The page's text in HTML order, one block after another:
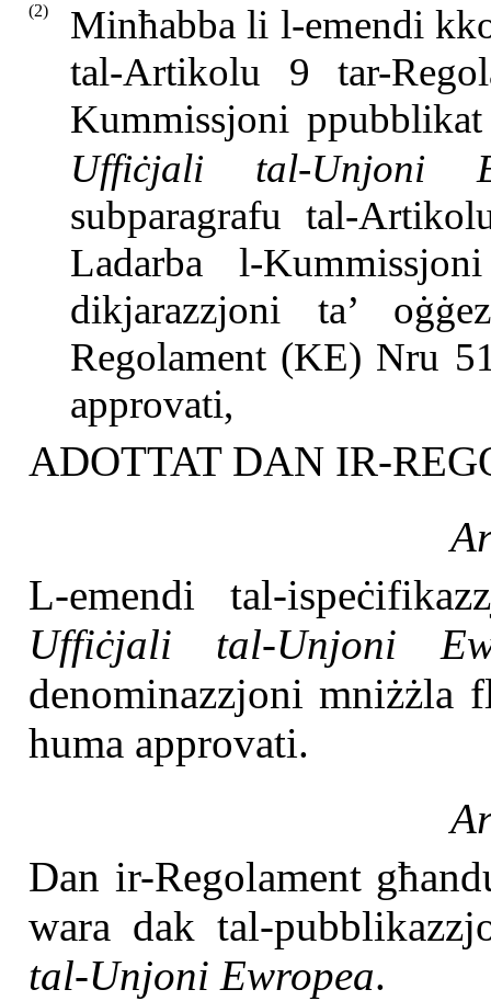
(2)
Minħabba li l-emendi
tal-Artikolu 9 tar-
Kummissjoni
Uffiċjali tal-Unjoni
subparagrafu tal-
Ladarba l-
dikjarazzjoni ta’
Regolament (KE) Nru
approvati,
ADOTTAT DAN IR-
L-emendi tal-
Uffiċjali tal-Unjoni
denominazzjoni mniżżla
huma approvati.
Dan ir-Regolament
wara dak tal-
tal-Unjoni Ewropea.